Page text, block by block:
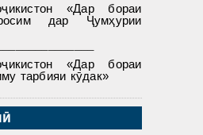
«Дар бораи
дар Ҷумҳурии
«Дар бораи
тарбияи кӯдак»